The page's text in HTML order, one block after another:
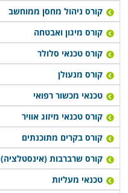
קורס ניהול מחסן ממוחשב
קורס מיגון ואבטחה
קורס טכנאי סלולר
קורס מנעולן
טכנאי מכשור רפואי
קורס טכנאי מיזוג אוויר
קורס בקרים מתוכנתים
קורס שרברבות (אינסטלציה)
טכנאי מעליות